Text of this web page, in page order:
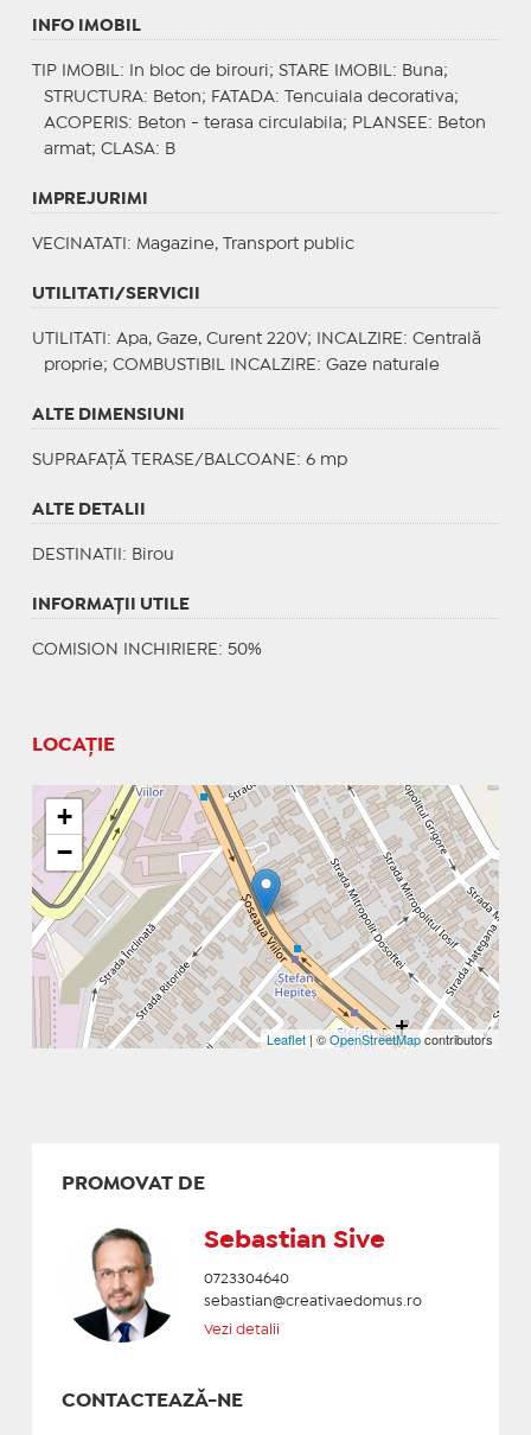
INFO IMOBIL
TIP IMOBIL : In bloc de birouri; STARE IMOBIL : Buna;
STRUCTURA: Beton; FATADA: Tencuiala decorativa;
ACOPERIS: Beton - terasa circulabila; PLANSEE : Beton
armat; CLASA: B
IMPREJURIMI
VECINATATI : Magazine, Transport public
UTILITATI/SERVICII
UTILITATI : Apa, Gaze, Curent 220V; INCALZIRE : Centrală
proprie; COMBUSTIBIL INCALZIRE : Gaze naturale
ALTE DIMENSIUNI
SUPRAFAȚĂ TERASE/BALCOANE: 6 mp
ALTE DETALII
DESTINATII : Birou
INFORMAŢII UTILE
COMISION INCHIRIERE: 50%
LOCAȚIE
+
−
Leaflet| ©OpenStreetMapcontributors
PROMOVAT DE
Sebastian Sive
0723304640
sebastian@creativaedomus.ro
Vezi detalii
CONTACTEAZĂ-NE